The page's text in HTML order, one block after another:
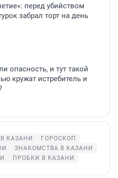
перед убийством
забрал торт на день
опасность, и тут такой
кружат истребитель и
КАЗАНИ
ГОРОСКОП
ЗНАКОМСТВА В КАЗАНИ
ПРОБКИ В КАЗАНИ